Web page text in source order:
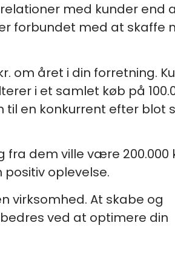
med kunder end
forbundet med at skaffe
om året i din forretning.
i et samlet køb på
til en konkurrent efter blot
dem ville være 200.000
oplevelse.
virksomhed. At skabe og
ved at optimere din